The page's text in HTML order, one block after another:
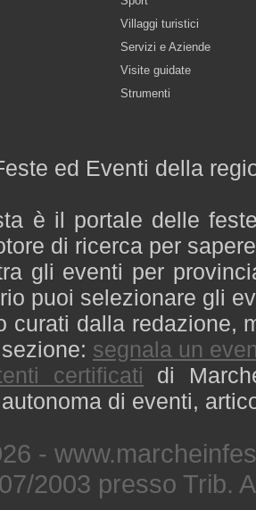
Villaggi turistici
Servizi e Aziende
Visite guidate
Strumenti
ed Eventi della
è il portale delle
di ricerca per
gli eventi per
puoi selezionare gli
curati dalla redazione,
segnala un
certificati di
di eventi,
-
2003 presso Trib.